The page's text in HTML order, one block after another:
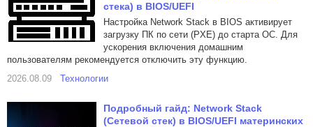
стека) в BIOS/UEFI
Настройка Network Stack в BIOS активирует
загрузку ПК по сети (PXE) до старта ОС. Для
ускорения включения домашним
пользователям рекомендуется отключить эту функцию.
2026.08.09
Технологии
Подробный гайд: Network Stack
(Сетевой стек) в BIOS/UEFI материнских